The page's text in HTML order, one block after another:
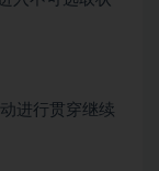
进行贯穿继续